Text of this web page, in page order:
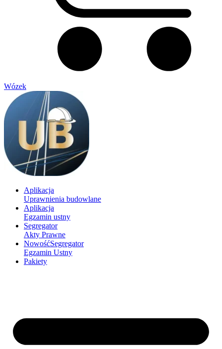
Wózek
Aplikacja
Uprawnienia budowlane
Aplikacja
Egzamin ustny
Segregator
Akty Prawne
NowośćSegregator
Egzamin Ustny
Pakiety